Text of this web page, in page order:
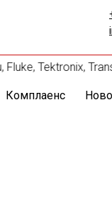
Tektronix,
Комплаенс